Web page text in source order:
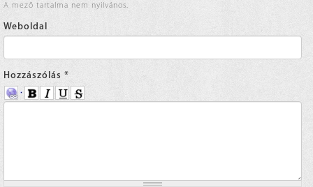
A mező tartalma nem nyilvános.
Weboldal
Hozzászólás *